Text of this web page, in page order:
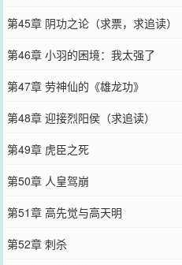
第45章 阴功之论（求票，求追读）
第46章 小羽的困境：我太强了
第47章 劳神仙的《雄龙功》
第48章 迎接烈阳侯（求追读）
第49章 虎臣之死
第50章 人皇驾崩
第51章 高先觉与高天明
第52章 刺杀